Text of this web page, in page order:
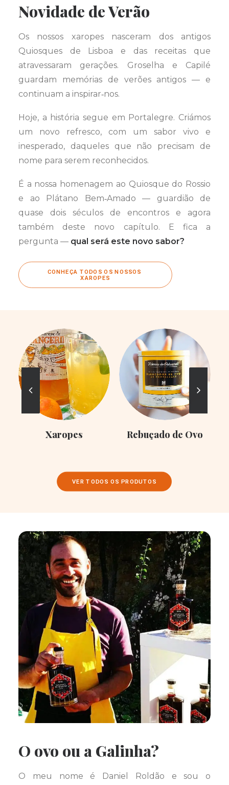
Novidade de Verão
Os nossos xaropes nasceram dos antigos
Quiosques de Lisboa e das receitas que
atravessaram gerações. Groselha e Capilé
guardam memórias de verões antigos — e
continuam a inspirar‑nos.
Hoje, a história segue em Portalegre. Criámos
um novo refresco, com um sabor vivo e
inesperado, daqueles que não precisam de
nome para serem reconhecidos.
É a nossa homenagem ao Quiosque do Rossio
e ao Plátano Bem‑Amado — guardião de
quase dois séculos de encontros e agora
também deste novo capítulo. E fica a
pergunta — qual será este novo sabor?
CONHEÇA TODOS OS NOSSOS
XAROPES
Xaropes Rebuçado de Ovo
VER TODOS OS PRODUTOS
O ovo ou a Galinha?
O meu nome é Daniel Roldão e sou o